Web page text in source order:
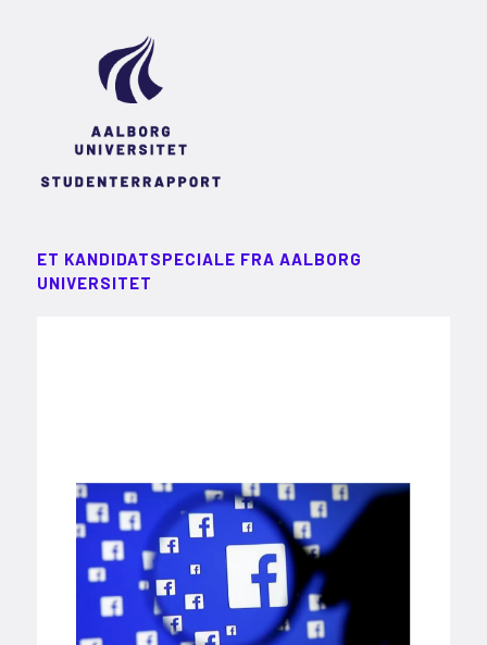
ET KANDIDATSPECIALE FRA AALBORG
UNIVERSITET